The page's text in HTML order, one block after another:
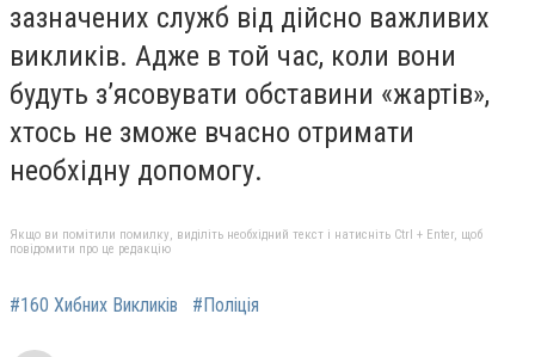
зазначених служб від дійсно важливих
викликів. Адже в той час, коли вони
будуть з’ясовувати обставини «жартів»,
хтось не зможе вчасно отримати
необхідну допомогу.
Якщо ви помітили помилку, виділіть необхідний текст і натисніть Ctrl + Enter, щоб
повідомити про це редакцію
#160 Хибних Викликів #Поліція